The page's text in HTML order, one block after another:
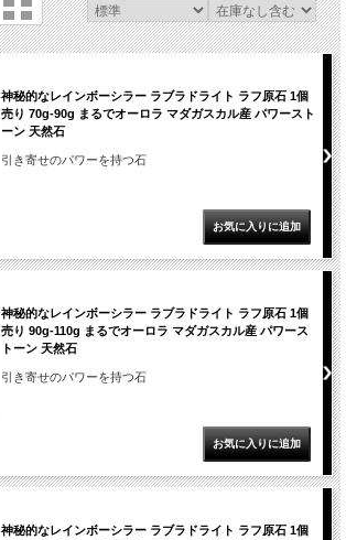
神秘的なレインボーシラー ラブラドライト ラフ原石 1個
売り 70g-90g まるでオーロラ マダガスカル産 パワースト
ーン 天然石
引き寄せのパワーを持つ石
神秘的なレインボーシラー ラブラドライト ラフ原石 1個
売り 90g-110g まるでオーロラ マダガスカル産 パワース
トーン 天然石
引き寄せのパワーを持つ石
神秘的なレインボーシラー ラブラドライト ラフ原石 1個